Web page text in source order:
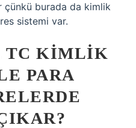
çünkü burada da kimlik
sistemi var.
TC KIMLIK
PARA